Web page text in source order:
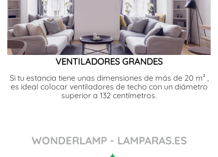
VENTILADORES GRANDES
Si tu estancia tiene unas dimensiones de más de 20 m² ,
es ideal colocar ventiladores de techo con un diámetro
superior a 132 centímetros.
WONDERLAMP - LAMPARAS.ES